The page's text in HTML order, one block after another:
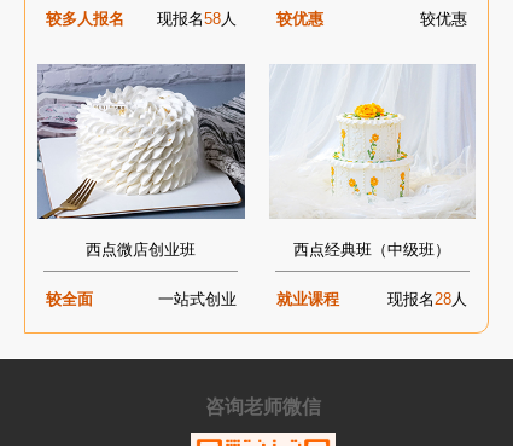
较多人报名 现报名58人 较优惠 较优惠
西点微店创业班
较全面 一站式创业
西点经典班（中级班）
就业课程 现报名28人
咨询老师微信